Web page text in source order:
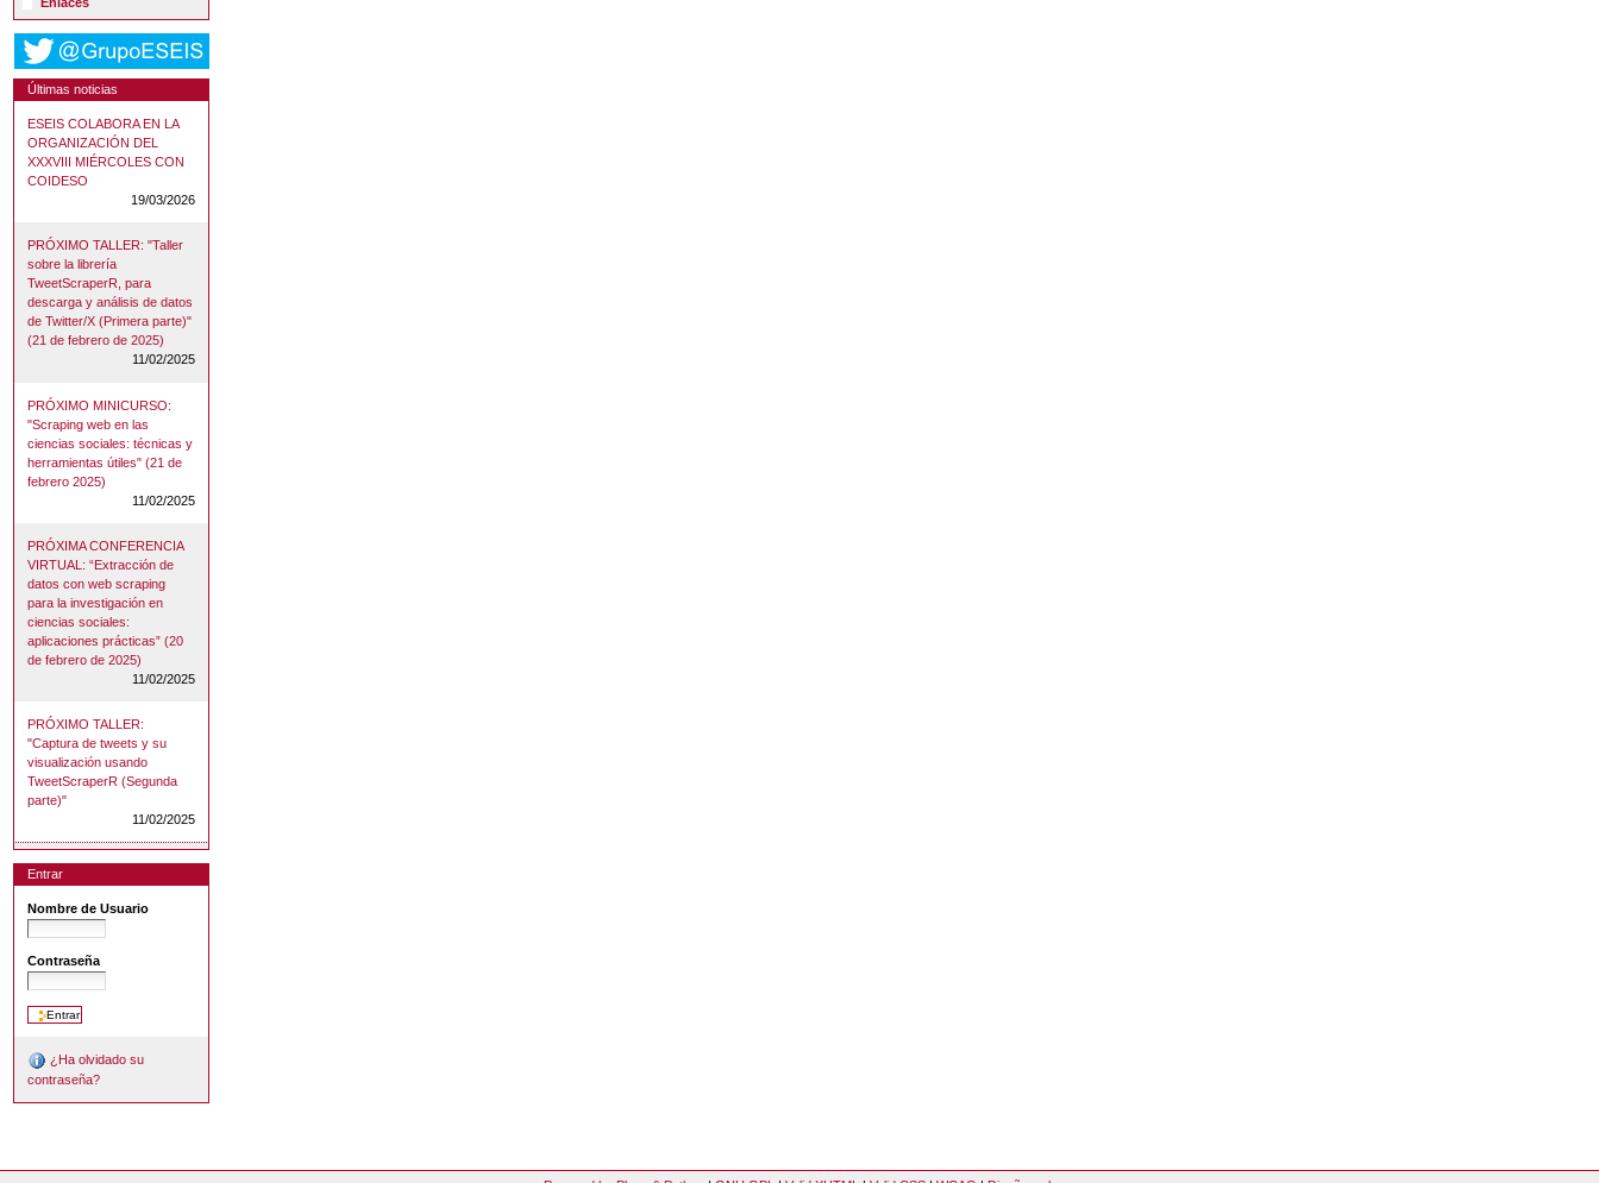
Últimas noticias
ESEIS COLABORA EN LA
ORGANIZACIÓN DEL
XXXVIII MIÉRCOLES CON
COIDESO
19/03/2026
PRÓXIMO TALLER: "Taller
sobre la librería
TweetScraperR, para
descarga y análisis de datos
de Twitter/X (Primera parte)"
(21 de febrero de 2025)
11/02/2025
PRÓXIMO MINICURSO:
"Scraping web en las
ciencias sociales: técnicas y
herramientas útiles" (21 de
febrero 2025)
11/02/2025
PRÓXIMA CONFERENCIA
VIRTUAL: “Extracción de
datos con web scraping
para la investigación en
ciencias sociales:
aplicaciones prácticas” (20
de febrero de 2025)
11/02/2025
PRÓXIMO TALLER:
"Captura de tweets y su
visualización usando
TweetScraperR (Segunda
parte)"
11/02/2025
Entrar
Nombre de Usuario
Contraseña
¿Ha olvidado su
contraseña?